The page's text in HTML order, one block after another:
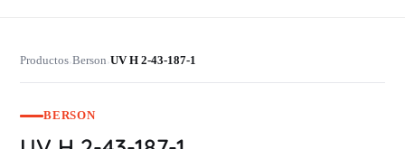
Productos›Berson›UV H 2-43-187-1
BERSON